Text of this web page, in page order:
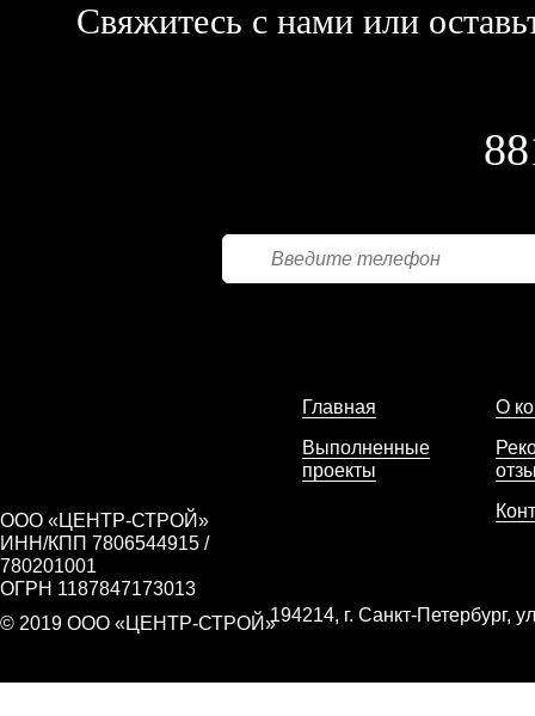
Свяжитесь с нами или
ООО «ЦЕНТР-СТРОЙ»
ИНН/КПП 7806544915 /
780201001
ОГРН 1187847173013
© 2019 ООО «ЦЕНТР-СТРОЙ»
Главная
Выполненные
проекты
О
194214, г. Санкт-Петербург,